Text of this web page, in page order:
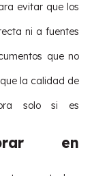
evitar que los
ni a fuentes
que no
la calidad de
solo si es
en